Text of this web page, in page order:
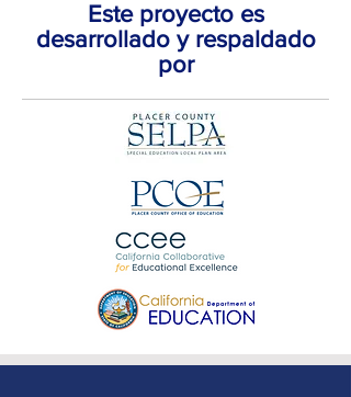
Este proyecto es
desarrollado y respaldado
por